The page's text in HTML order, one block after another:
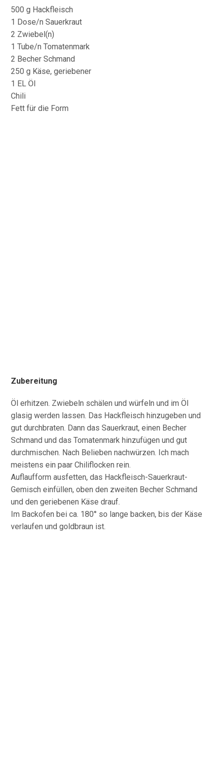
500 g Hackfleisch
1 Dose/n Sauerkraut
2 Zwiebel(n)
1 Tube/n Tomatenmark
2 Becher Schmand
250 g Käse, geriebener
1 EL Öl
Chili
Fett für die Form
Zubereitung
Öl erhitzen. Zwiebeln schälen und würfeln und im Öl
glasig werden lassen. Das Hackfleisch hinzugeben und
gut durchbraten. Dann das Sauerkraut, einen Becher
Schmand und das Tomatenmark hinzufügen und gut
durchmischen. Nach Belieben nachwürzen. Ich mach
meistens ein paar Chiliflocken rein.
Auflaufform ausfetten, das Hackfleisch-Sauerkraut-
Gemisch einfüllen, oben den zweiten Becher Schmand
und den geriebenen Käse drauf.
Im Backofen bei ca. 180° so lange backen, bis der Käse
verlaufen und goldbraun ist.